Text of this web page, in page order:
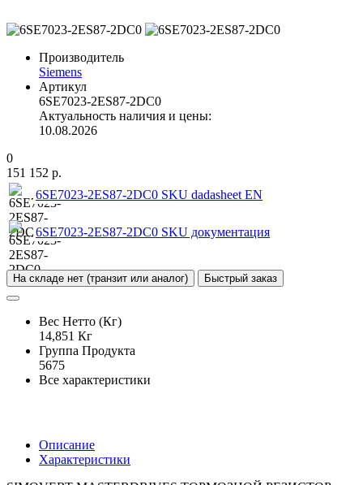
Производитель
Siemens
Артикул
6SE7023-2ES87-2DC0
Актуальность наличия и цены:
10.08.2026
0
151 152 р.
6SE7023-2ES87-2DC0 SKU dadasheet EN
6SE7023-2ES87-2DC0 SKU документация
На складе нет (транзит или аналог) Быстрый заказ
Вес Нетто (Кг)
14,851 Кг
Группа Продукта
5675
Все характеристики
Описание
Характеристики